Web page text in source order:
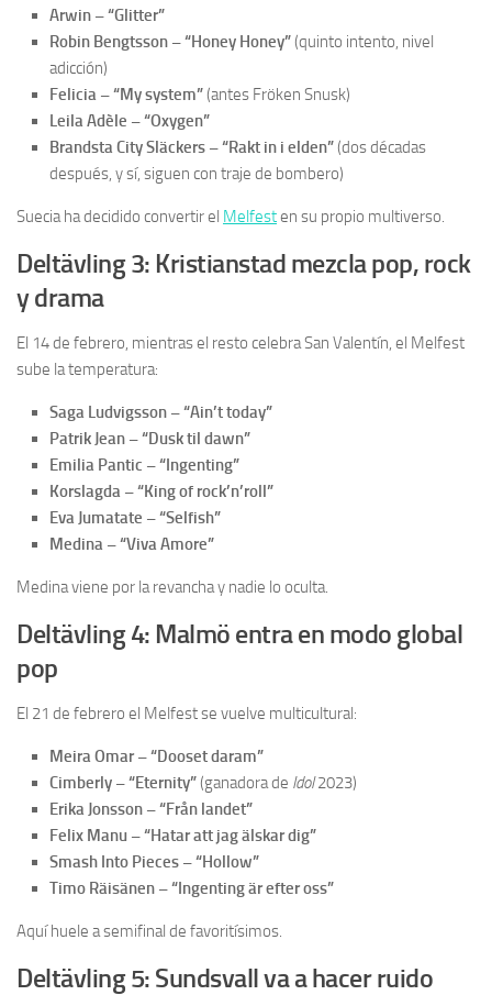
Arwin – “Glitter”
Robin Bengtsson – “Honey Honey”(quinto intento, nivel
adicción)
Felicia – “My system”(antes Fröken Snusk)
Leila Adèle – “Oxygen”
Brandsta City Släckers – “Rakt in i elden”(dos décadas
después, y sí, siguen con traje de bombero)
Suecia ha decidido convertir el Melfesten su propio multiverso.
Deltävling 3: Kristianstad mezcla pop, rock
y drama
El 14 de febrero, mientras el resto celebra San Valentín, el Melfest
sube la temperatura:
Saga Ludvigsson – “Ain’t today”
Patrik Jean – “Dusk til dawn”
Emilia Pantic – “Ingenting”
Korslagda – “King of rock’n’roll”
Eva Jumatate – “Selfish”
Medina – “Viva Amore”
Medina viene por la revancha y nadie lo oculta.
Deltävling 4: Malmö entra en modo global
pop
El 21 de febrero el Melfest se vuelve multicultural:
Meira Omar – “Dooset daram”
Cimberly – “Eternity”(ganadora de Idol2023)
Erika Jonsson – “Från landet”
Felix Manu – “Hatar att jag älskar dig”
Smash Into Pieces – “Hollow”
Timo Räisänen – “Ingenting är efter oss”
Aquí huele a semifinal de favoritísimos.
Deltävling 5: Sundsvall va a hacer ruido